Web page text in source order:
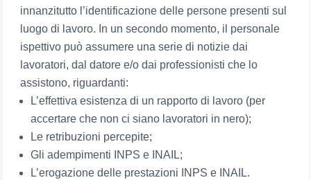
innanzitutto l’identificazione delle persone presenti sul
luogo di lavoro. In un secondo momento, il personale
ispettivo può assumere una serie di notizie dai
lavoratori, dal datore e/o dai professionisti che lo
assistono, riguardanti:
L’effettiva esistenza di un rapporto di lavoro (per
accertare che non ci siano lavoratori in nero);
Le retribuzioni percepite;
Gli adempimenti INPS e INAIL;
L’erogazione delle prestazioni INPS e INAIL.